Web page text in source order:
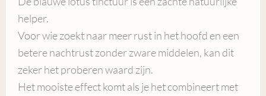
helper.
Voor wie zoekt naar meer rust in het hoofd en een
betere nachtrust zonder zware middelen, kan dit
zeker het proberen waard zijn.
Het mooiste effect komt als je het combineert met